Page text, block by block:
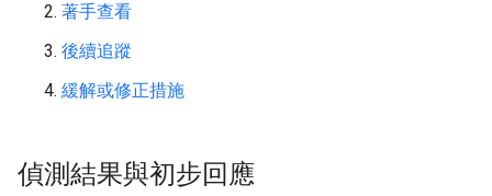
著手查看
後續追蹤
緩解或修正措施
偵測結果與初步回應